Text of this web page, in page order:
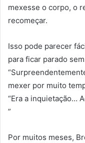
mexesse o corpo, o
recomeçar.
Isso pode parecer
para ficar parado
mexer por muito
“Era a inquietação…
”
Por muitos meses,